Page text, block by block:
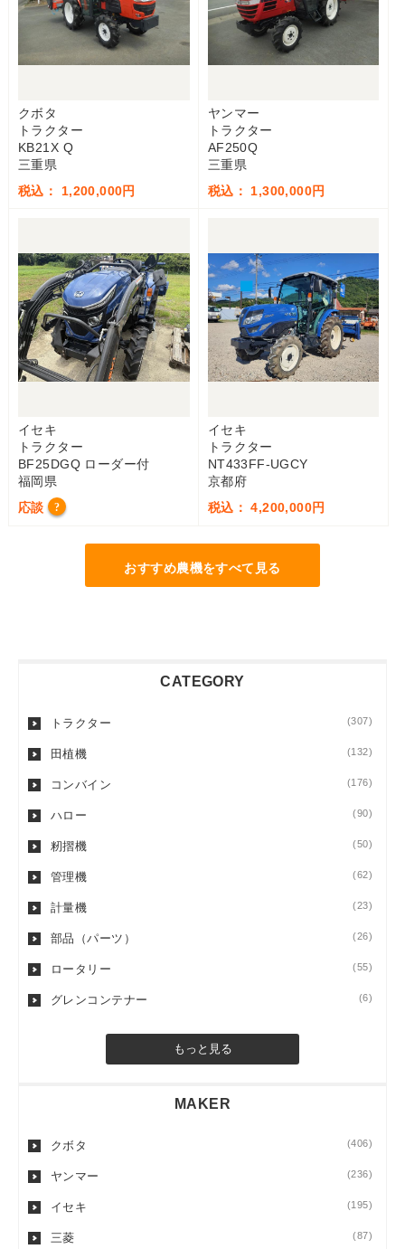
クボタ
トラクター
KB21X Q
三重県
税込： 1,200,000円
ヤンマー
トラクター
AF250Q
三重県
税込： 1,300,000円
イセキ
トラクター
BF25DGQ ローダー付
福岡県
応談
?
イセキ
トラクター
NT433FF-UGCY
京都府
税込： 4,200,000円
おすすめ農機をすべて見る
CATEGORY
トラクター (307)
田植機 (132)
コンバイン (176)
ハロー (90)
籾摺機 (50)
管理機 (62)
計量機 (23)
部品（パーツ） (26)
ロータリー (55)
グレンコンテナー (6)
もっと見る
MAKER
クボタ (406)
ヤンマー (236)
イセキ (195)
三菱 (87)